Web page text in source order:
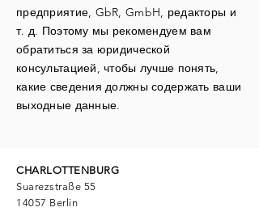
предприятие, GbR, GmbH, редакторы и
т. д. Поэтому мы рекомендуем вам
обратиться за юридической
консультацией, чтобы лучше понять,
какие сведения должны содержать ваши
выходные данные.
CHARLOTTENBURG
Suarezstraße 55
14057 Berlin